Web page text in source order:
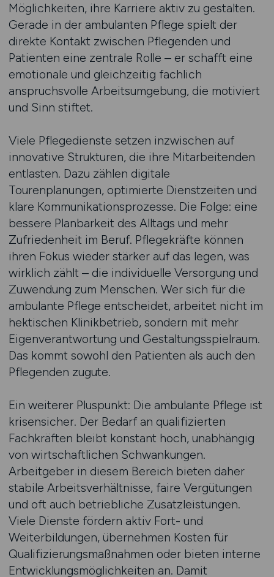
Möglichkeiten, ihre Karriere aktiv zu gestalten.
Gerade in der ambulanten Pflege spielt der
direkte Kontakt zwischen Pflegenden und
Patienten eine zentrale Rolle – er schafft eine
emotionale und gleichzeitig fachlich
anspruchsvolle Arbeitsumgebung, die motiviert
und Sinn stiftet.
Viele Pflegedienste setzen inzwischen auf
innovative Strukturen, die ihre Mitarbeitenden
entlasten. Dazu zählen digitale
Tourenplanungen, optimierte Dienstzeiten und
klare Kommunikationsprozesse. Die Folge: eine
bessere Planbarkeit des Alltags und mehr
Zufriedenheit im Beruf. Pflegekräfte können
ihren Fokus wieder stärker auf das legen, was
wirklich zählt – die individuelle Versorgung und
Zuwendung zum Menschen. Wer sich für die
ambulante Pflege entscheidet, arbeitet nicht im
hektischen Klinikbetrieb, sondern mit mehr
Eigenverantwortung und Gestaltungsspielraum.
Das kommt sowohl den Patienten als auch den
Pflegenden zugute.
Ein weiterer Pluspunkt: Die ambulante Pflege ist
krisensicher. Der Bedarf an qualifizierten
Fachkräften bleibt konstant hoch, unabhängig
von wirtschaftlichen Schwankungen.
Arbeitgeber in diesem Bereich bieten daher
stabile Arbeitsverhältnisse, faire Vergütungen
und oft auch betriebliche Zusatzleistungen.
Viele Dienste fördern aktiv Fort- und
Weiterbildungen, übernehmen Kosten für
Qualifizierungsmaßnahmen oder bieten interne
Entwicklungsmöglichkeiten an. Damit